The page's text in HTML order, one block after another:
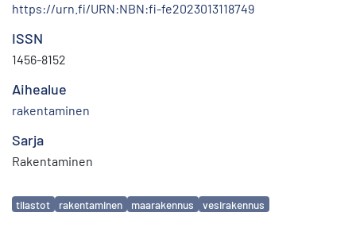
https://urn.fi/URN:NBN:fi-fe2023013118749
ISSN
1456-8152
Aihealue
rakentaminen
Sarja
Rakentaminen
Avainsanat
tilastot rakentaminen maarakennus vesirakennus